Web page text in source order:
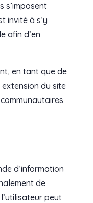
s’imposent
invité à s’y
afin d’en
en tant que de
du site
d’information
de
peut